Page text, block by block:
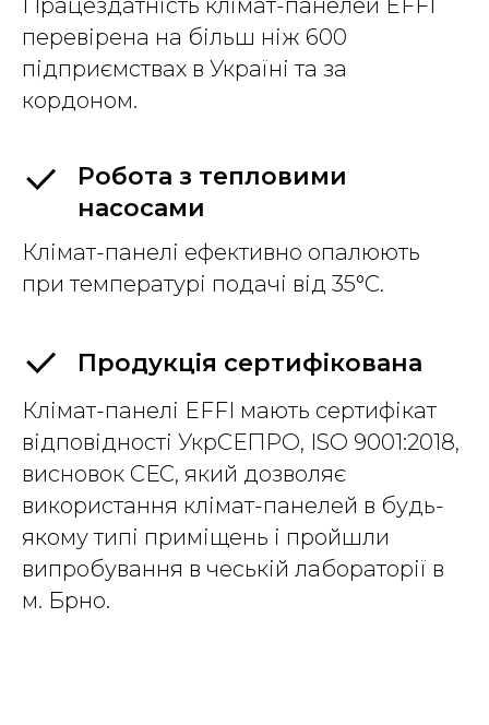
Працездатність клімат-панелей EFFI
перевірена на більш ніж 600
підприємствах в Україні та за
кордоном.
Робота з тепловими
насосами
Клімат-панелі ефективно опалюють
при температурі подачі від 35°С.
Продукція сертифікована
Клімат-панелі EFFI мають сертифікат
відповідності УкрСЕПРО, ISO 9001:2018,
висновок СЕС, який дозволяє
використання клімат-панелей в будь-
якому типі приміщень і пройшли
випробування в чеській лабораторії в
м. Брно.